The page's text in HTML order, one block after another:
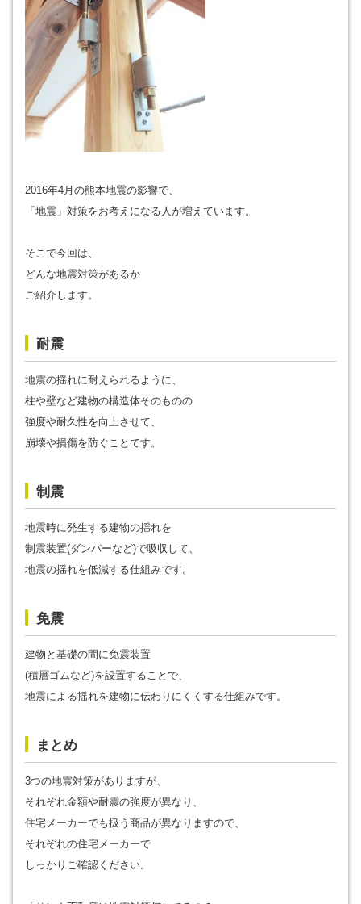
2016年4月の熊本地震の影響で、
「地震」対策をお考えになる人が増えています。
そこで今回は、
どんな地震対策があるか
ご紹介します。
耐震
地震の揺れに耐えられるように、
柱や壁など建物の構造体そのものの
強度や耐久性を向上させて、
崩壊や損傷を防ぐことです。
制震
地震時に発生する建物の揺れを
制震装置(ダンパーなど)で吸収して、
地震の揺れを低減する仕組みです。
免震
建物と基礎の間に免震装置
(積層ゴムなど)を設置することで、
地震による揺れを建物に伝わりにくくする仕組みです。
まとめ
3つの地震対策がありますが、
それぞれ金額や耐震の強度が異なり、
住宅メーカーでも扱う商品が異なりますので、
それぞれの住宅メーカーで
しっかりご確認ください。